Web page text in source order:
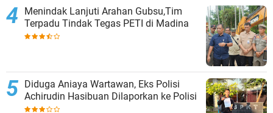
Menindak Lanjuti Arahan Gubsu,Tim
Terpadu Tindak Tegas PETI di Madina
Diduga Aniaya Wartawan, Eks Polisi
Achirudin Hasibuan Dilaporkan ke Polisi